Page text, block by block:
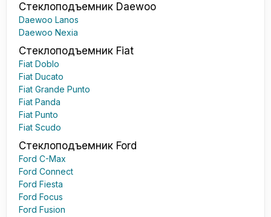
Стеклоподъемник Daewoo
Daewoo Lanos
Daewoo Nexia
Стеклоподъемник Fiat
Fiat Doblo
Fiat Ducato
Fiat Grande Punto
Fiat Panda
Fiat Punto
Fiat Scudo
Стеклоподъемник Ford
Ford C-Max
Ford Connect
Ford Fiesta
Ford Focus
Ford Fusion